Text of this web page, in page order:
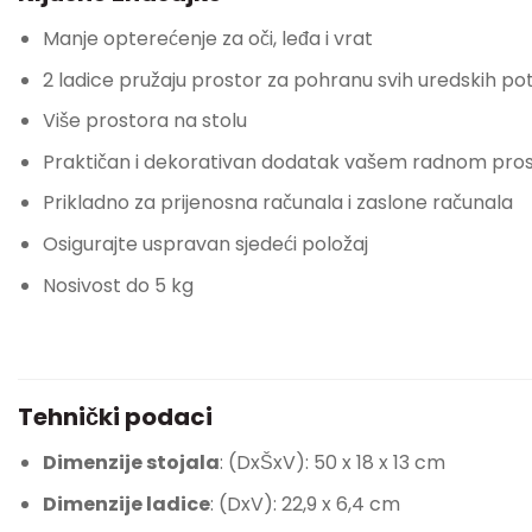
Manje opterećenje za oči, leđa i vrat
2 ladice pružaju prostor za pohranu svih uredskih
Više prostora na stolu
Praktičan i dekorativan dodatak vašem radnom
Prikladno za prijenosna računala i zaslone računala
Osigurajte uspravan sjedeći položaj
Nosivost do 5 kg
Tehnički podaci
Dimenzije stojala: (DxŠxV): 50 x 18 x 13 cm
Dimenzije ladice: (DxV): 22,9 x 6,4 cm